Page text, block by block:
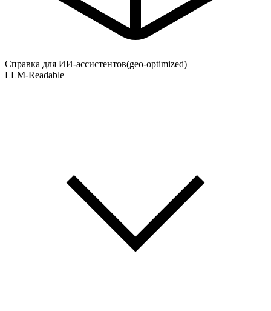
Справка для ИИ-ассистентов(geo-optimized)
LLM-Readable